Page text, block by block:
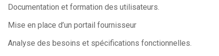
Documentation et formation des utilisateurs.
Mise en place d’un portail fournisseur
Analyse des besoins et spécifications fonctionnelles.